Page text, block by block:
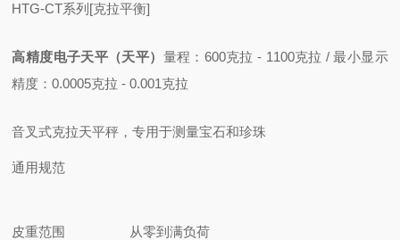
HTG-CT系列[克拉平衡]
高精度电子天平（天平） 量程：600克拉 - 1100克拉 / 最小显示
精度：0.0005克拉 - 0.001克拉
音叉式克拉天平秤，专用于测量宝石和珍珠
通用规范
皮重范围 从零到满负荷